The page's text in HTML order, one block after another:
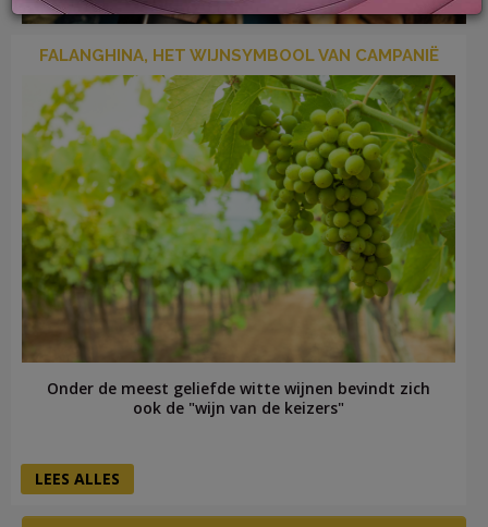
LOG
IN
FALANGHINA, HET WIJNSYMBOOL VAN CAMPANIË
Onder de meest geliefde witte wijnen bevindt zich
ook de "wijn van de keizers"
LEES ALLES